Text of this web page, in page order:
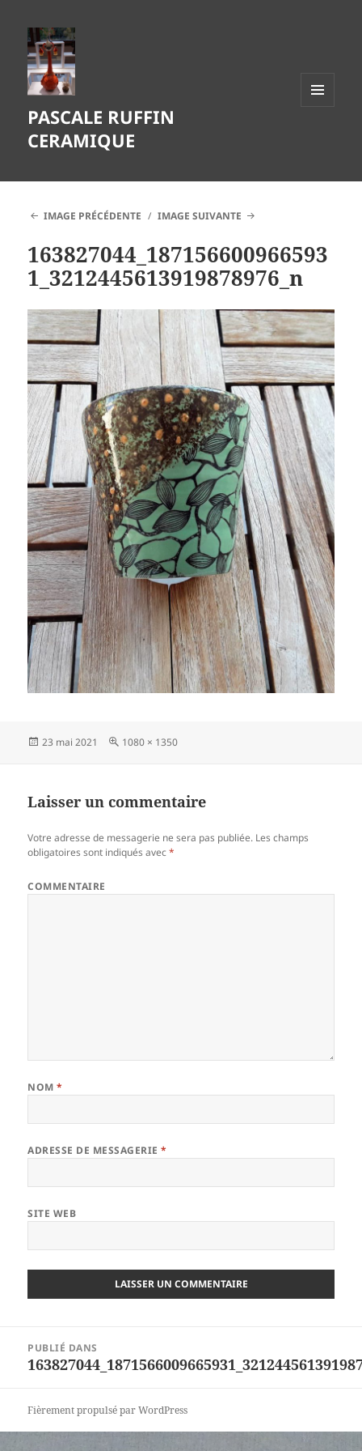
PASCALE RUFFIN
CERAMIQUE
IMAGE PRÉCÉDENTE IMAGE SUIVANTE
163827044_187156600966593
1_3212445613919878976_n
Publié
23 mai 2021
Taille
1080 × 1350
Laisser un commentaire
Votre adresse de messagerie ne sera pas publiée. Les champs
obligatoires sont indiqués avec*
COMMENTAIRE
NOM*
ADRESSE DE MESSAGERIE*
SITE WEB
PUBLIÉ DANS
Fièrement propulsé par WordPress